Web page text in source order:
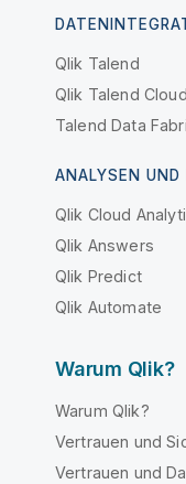
Qlik Talend
Qlik Talend Cloud
Talend Data
ANALYSEN UND
Qlik Cloud
Qlik Answers
Qlik Predict
Qlik Automate
Warum Qlik?
Warum Qlik?
Vertrauen und
Vertrauen und